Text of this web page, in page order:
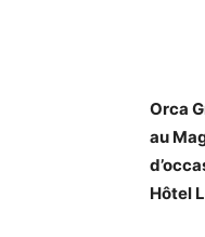
Orca
au
Hôtel